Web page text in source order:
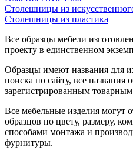
Столешницы из
Столешницы из пластика
Все образцы мебели
проекту в единственном
Образцы имеют названия для
поиска по сайту, все названия
зарегистрированным
Все мебельные изделия могут
образцов по цвету, размеру,
способами монтажа и
фурнитуры.